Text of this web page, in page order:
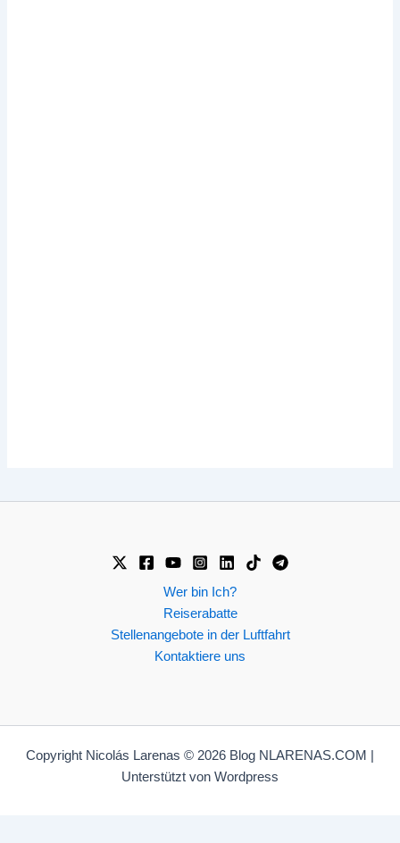
Wer bin Ich?
Reiserabatte
Stellenangebote in der Luftfahrt
Kontaktiere uns
Copyright Nicolás Larenas © 2026 Blog NLARENAS.COM |
Unterstützt von Wordpress